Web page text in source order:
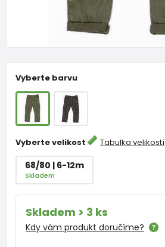
Vyberte barvu
Vyberte velikost Tabulka velikostí
68/80 | 6-12m
Skladem
Skladem > 3 ks
Kdy vám produkt doručíme?